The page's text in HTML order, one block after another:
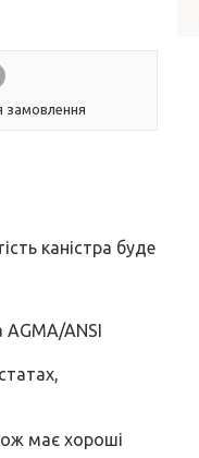
замовлення
каністра буде
AGMA/ANSI
має хороші